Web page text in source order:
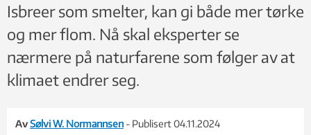
Isbreer som smelter, kan gi både mer tørke
og mer flom. Nå skal eksperter se
nærmere på naturfarene som følger av at
klimaet endrer seg.
AvSølvi W. Normannsen - Publisert 04.11.2024